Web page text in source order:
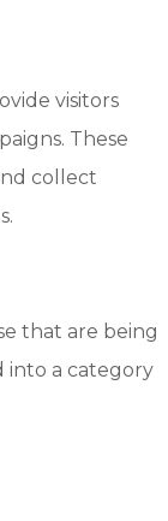
visitors
These
collect
that are being
into a category